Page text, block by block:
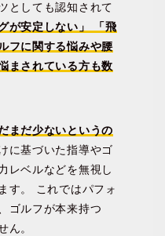
としても認知されて
が安定しない」 「飛
フに関する悩みや腰
まされている方も数
まだ少ないというの
に基づいた指導やゴ
レベルなどを無視し
す。 これではパフォ
ゴルフが本来持つ
ん。